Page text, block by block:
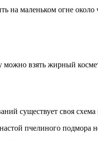
на маленьком огне около
взять жирный
существует своя
пчелиного подмора